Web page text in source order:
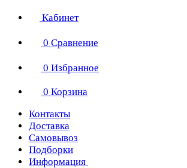
Кабинет
0 Сравнение
0 Избранное
0 Корзина
Контакты
Доставка
Самовывоз
Подборки
Информация